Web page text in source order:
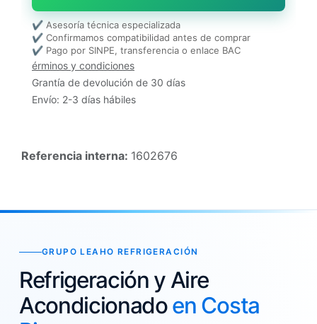
✔ Asesoría técnica especializada
✔ Confirmamos compatibilidad antes de comprar
✔ Pago por SINPE, transferencia o enlace BAC
érminos y condiciones
Grantía de devolución de 30 días
Envío: 2-3 días hábiles
Referencia interna: 1602676
GRUPO LEAHO REFRIGERACIÓN
Refrigeración y Aire
Acondicionadoen Costa